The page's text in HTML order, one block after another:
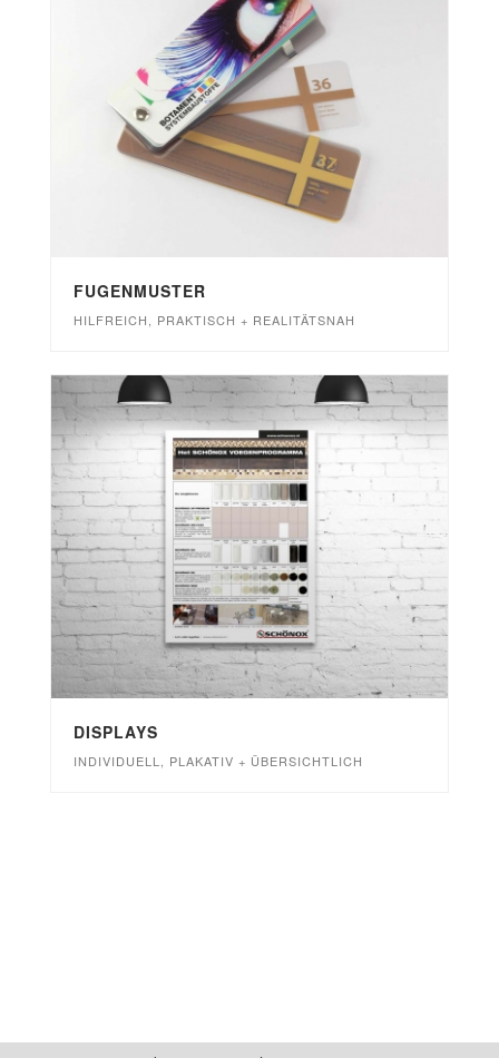
FUGENMUSTER
HILFREICH, PRAKTISCH + REALITÄTSNAH
DISPLAYS
INDIVIDUELL, PLAKATIV + ÜBERSICHTLICH